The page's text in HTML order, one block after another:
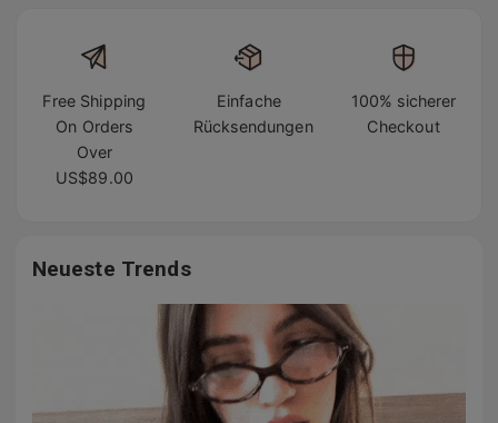
Free Shipping
On Orders
Over
US$89.00
Einfache
Rücksendungen
100% sicherer
Checkout
Neueste Trends